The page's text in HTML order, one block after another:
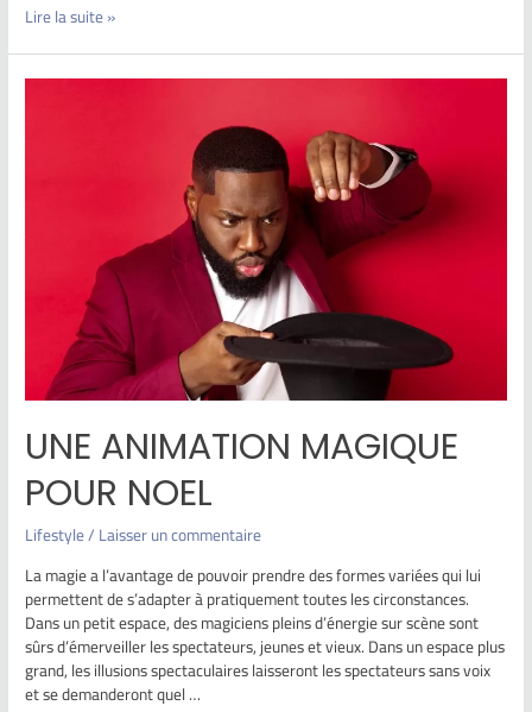
Lire la suite »
UNE ANIMATION MAGIQUE
POUR NOEL
Lifestyle/Laisser un commentaire
La magie a l’avantage de pouvoir prendre des formes variées qui lui
permettent de s’adapter à pratiquement toutes les circonstances.
Dans un petit espace, des magiciens pleins d’énergie sur scène sont
sûrs d’émerveiller les spectateurs, jeunes et vieux. Dans un espace plus
grand, les illusions spectaculaires laisseront les spectateurs sans voix
et se demanderont quel …